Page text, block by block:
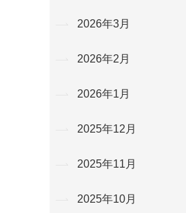
2026年3月
2026年2月
2026年1月
2025年12月
2025年11月
2025年10月